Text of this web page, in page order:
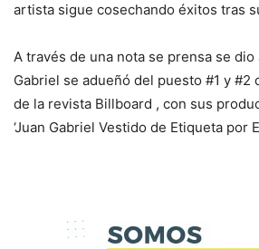
artista sigue cosechando éxitos tras
A través de una nota se prensa se
Gabriel se adueñó del puesto #1 y #2
de la revista Billboard , con sus
‘Juan Gabriel Vestido de Etiqueta por